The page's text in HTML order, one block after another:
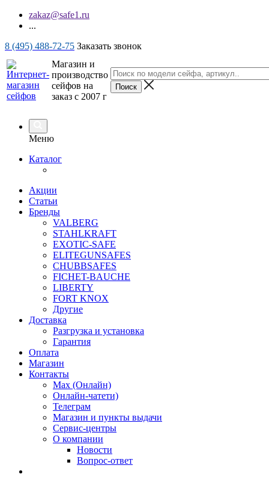
zakaz@safe1.ru
...
8 (495) 488-72-75 Заказать звонок
Магазин и
производство
сейфов на
заказ с 2007 г
Меню
Каталог
Акции
Статьи
Бренды
VALBERG
STAHLKRAFT
EXOTIC-SAFE
ELITEGUNSAFES
CHUBBSAFES
FICHET-BAUCHE
LIBERTY
FORT KNOX
Другие
Доставка
Разгрузка и установка
Гарантия
Оплата
Магазин
Контакты
Max (Онлайн)
Онлайн-чатети)
Телеграм
Магазин и пункты выдачи
Сервис-центры
О компании
Новости
Вопрос-ответ